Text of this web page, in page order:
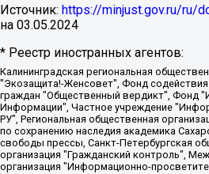
Источник: https://minjust.gov.ru/ru/
на 03.05.2024
* Реестр иностранных агентов:
Калининградская региональная общественная организация "Экозащита!-Женсовет", Фонд содействия защите прав и свобод граждан "Общественный вердикт", Фонд "Институт Развития Свободы Информации", Частное учреждение "Информационное агентство МЕМО. РУ", Региональная общественная организация "Общественная комиссия по сохранению наследия академика Сахарова", Фонд поддержки свободы прессы, Санкт-Петербургская общественная правозащитная организация "Гражданский контроль", Межрегиональная общественная организация "Информационно-просветительский центр "Мемориал", Региональный Фонд "Центр Защиты Прав Средств Массовой Информации", с 05.12.2023 Фонд "Центр Защиты Прав Средств массовой информации", Региональная общественная благотворительная организация помощи беженцам и мигрантам "Гражданское содействие", Негосударственное образовательное учреждение дополнительного профессионального образования (повышение квалификации) специалистов "АКАДЕМИЯ ПО ПРАВАМ ЧЕЛОВЕКА", Свердловская региональная общественная организация "Сутяжник", Автономная некоммерческая организация "Центр независимых социологических исследований", Союз общественных объединений "Российский исследовательский центр по правам человека", Региональное общественное учреждение научно-информационный центр "МЕМОРИАЛ", Некоммерческая организация "Фонд защиты гласности", Автономная некоммерческая организация "Институт прав человека", Городская общественная организация "Екатеринбургское общество "МЕМОРИАЛ", Городская общественная организация "Рязанское историко-просветительское и правозащитное общество "Мемориал" (Рязанский Мемориал), Челябинский региональный орган общественной самодеятельности – женское общественное объединение "Женщины Евразии", Челябинский региональный орган общественной самодеятельности "Уральская правозащитная группа", Фонд содействия защите здоровья и социальной справедливости имени Андрея Рылькова, Автономная Некоммерческая Организация "Аналитический Центр Юрия Левады", Автономная некоммерческая организация социальной поддержки населения "Проект Апрель", Региональная общественная организация помощи женщинам и детям, находящимся в кризисной ситуации "Информационно-методический центр "Анна", Фонд содействия развитию массовых коммуникаций и правовому просвещению "Так-так-Так", Фонд содействия устойчивому развитию "Серебряная тайга", Свердловский региональный общественный фонд социальных проектов "Новое время", "Idel.Реалии", Кавказ.Реалии, Крым.Реалии, Телеканал Настоящее Время, Татаро-башкирская служба Радио Свобода (Azatliq Radiosi), Радио Свободная Европа/Радио Свобода (PCE/PC), "Сибирь.Реалии", "Фактограф", Благотворительный фонд помощи осужденным и их семьям, Автономная некоммерческая организация "Институт глобализации и социальных движений", Фонд "В защиту прав заключенных", Частное учреждение "Центр поддержки и содействия развитию средств массовой информации", Пензенский региональный общественный благотворительный фонд "Гражданский союз", "Север.Реалии", Некоммерческая организация Фонд "Правовая инициатива", Общество с ограниченной ответственностью "Радио Свободная Европа/Радио Свобода", Чешское информационное агентство "MEDIUM-ORIENT", Красноярская региональная общественная организация "Мы против СПИДа", Камалягин Денис Николаевич, Маркелов Сергей Евгеньевич, Пономарев Лев Александрович, Савицкая Людмила Алексеевна, Автономная некоммерческая организация "Центр по работе с проблемой насилия "НАСИЛИЮ.НЕТ", Межрегиональный профессиональный союз работников здравоохранения "Альянс врачей", Юридическое лицо, зарегистрированное в Латвийской Республике, SIA "Medusa Project" (регистрационный номер 40103797863, дата регистрации 10.06.2014), Некоммерческая организация "Фонд по борьбе с коррупцией", Автономная некоммерческая организация "Институт права и публичной политики", Баданин Роман Сергеевич, Гликин Максим Александрович, Железнова Мария Михайловна, Лукьянова Юлия Сергеевна, Маетная Елизавета Витальевна, Маняхин Петр Борисович, Чуракова Ольга Владимировна, Ярош Юлия Петровна, Юридическое лицо "The Insider SIA", зарегистрированное в Риге, Латвийская Республика (дата регистрации 26.06.2015), являющееся администратором доменного имени интернет-издания "The Insider SIA", https://theins.ru, Постернак Алексей Евгеньевич, Рубин Михаил Аркадьевич, Анин Роман Александрович, Юридическое лицо Istories fonds, зарегистрированное в Латвийской Республике (регистрационный номер 50008295751, дата регистрации 24.02.2020), Великовский Дмитрий Александрович, Долинина Ирина Николаевна, Мароховская Алеся Алексеевна, Шлейнов Роман Юрьевич, Шмагун Олеся Валентиновна, Общество с ограниченной ответственностью "Альтаир 2021", Общество с ограниченной ответственностью "Вега 2021", Общество с ограниченной ответственностью "Главный редактор 2021", Общество с ограниченной ответственностью "Ромашки монолит", Важенков Артем Валерьевич, Ивановская областная общественная организация "Центр гендерных исследований", Гурман Юрий Альбертович, Медиапроект "ОВД-Инфо", Егоров Владимир Владимирович, Жилинский Владимир Александрович, Общество с ограниченной ответственностью "ЗП", Иванова София Юрьевна, Карезина Инна Павловна, Кильтау Екатерина Викторовна, Петров Алексей Викторович, Пискунов Сергей Евгеньевич, Смирнов Сергей Сергеевич, Тихонов Михаил Сергеевич, Общество с ограниченной ответственностью "ЖУРНАЛИСТ-ИНОСТРАННЫЙ АГЕНТ", Арапова Галина Юрьевна, Вольтская Татьяна Анатольевна, Американская компания "Mason G.E.S. Anonymous Foundation" (США), являющаяся владельцем интернет-издания https://mnews.world/, Компания "Stichting Bellingcat", зарегистрированная в Нидерландах (дата регистрации 11.07.2018), Захаров Андрей Вячеславович, Клепиковская Екатерина Дмитриевна, Общество с ограниченной ответственностью "МЕМО", Перл Роман Александрович, Симонов Евгений Алексеевич, Соловьева Елена Анатольевна, Сотников Даниил Владимирович, Сурначева Елизавета Дмитриевна, Автономная некоммерческая организация по защите прав человека и информированию населения "Якутия – Наше Мнение", Общество с ограниченной ответственностью "Москоу диджитал медиа", с 26.01.2023 Общество с ограниченной ответственностью "Чайка Белые сады", Ветошкина Валерия Валерьевна, Заговора Максим Александрович, Межрегиональное общественное движение "Российская ЛГБТ - сеть", Оленичев Максим Владимирович, Павлов Иван Юрьевич, Скворцова Елена Сергеевна, Общество с ограниченной ответственностью "Как бы инагент", Кочетков Игорь Викторович, Общество с ограниченной ответственностью "Честные выборы", Еланчик Олег Александрович, Общество с ограниченной ответственностью "Нобелевский призыв", Гималова Регина Эмилевна, Григорьев Андрей Валерьевич, Григорьева Алина Александровна, Ассоциация по содействию защите прав призывников, альтернативнослужащих и военнослужащих "Правозащитная группа "Гражданин.Армия.Право", Хисамова Регина Фаритовна, Автономная некоммерческая организация по реализации социально-правовых программ "Лилит", Дальневосточное общественное движение "Маяк", Санкт-Петербургская ЛГБТ-инициативная группа "Выход", Инициативная группа ЛГБТ+ "Реверс", Алексеев Андрей Викторович, Бекбулатова Таисия Львовна, Беляев Иван Михайлович,